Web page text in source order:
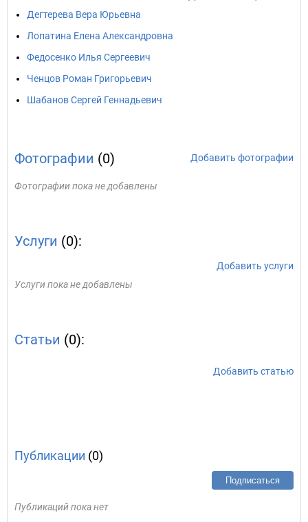
Дегтерева Вера Юрьевна
Лопатина Елена Александровна
Федосенко Илья Сергеевич
Ченцов Роман Григорьевич
Шабанов Сергей Геннадьевич
Фотографии (0) Добавить фотографии
Фотографии пока не добавлены
Услуги (0):
Добавить услуги
Услуги пока не добавлены
Статьи (0):
Добавить статью
Публикации (0)
Подписаться
Публикаций пока нет